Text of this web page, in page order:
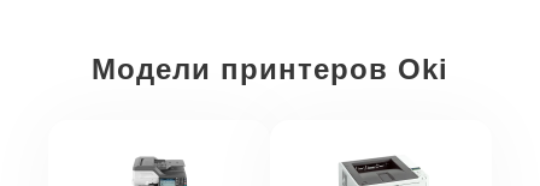
Модели принтеров Oki